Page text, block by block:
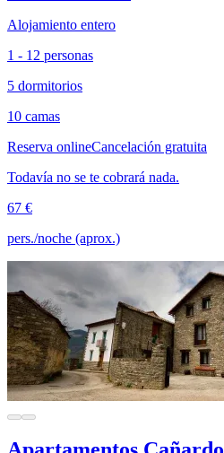
Alojamiento entero
1 - 12 personas
5 dormitorios
10 camas
Reserva onlineCancelación gratuita
Todavía no se te cobrará nada.
67 €
pers./noche (aprox.)